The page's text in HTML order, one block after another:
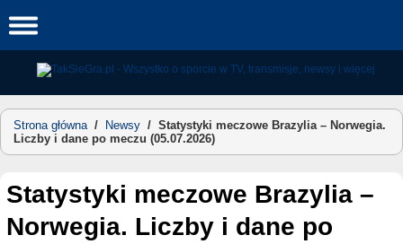
to
Strona główna/ Newsy / Statystyki meczowe Brazylia – Norwegia.
Liczby i dane po meczu (05.07.2026)
Statystyki meczowe Brazylia –
Norwegia. Liczby i dane po